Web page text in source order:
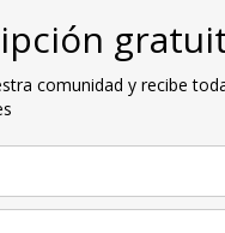
comunidad y recibe